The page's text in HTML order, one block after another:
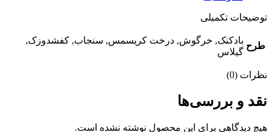
توضیحات تکمیلی
طرح
بادکنک, خرگوش, درخت کریسمس, سنجاب, کفشدوزک,
گیلاس
نظرات (0)
نقد و بررسی‌ها
هیچ دیدگاهی برای این محصول نوشته نشده است.